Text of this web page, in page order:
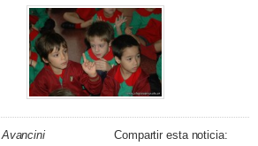
Compartir esta noticia: